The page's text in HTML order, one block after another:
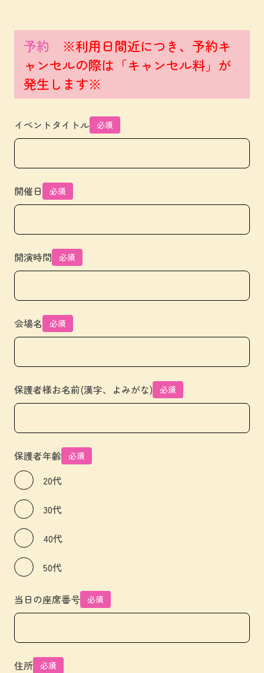
予約 ※利用日間近につき、予約キ
ャンセルの際は「キャンセル料」が
発生します※
イベントタイトル 必須
開催日 必須
開演時間 必須
会場名 必須
保護者様お名前(漢字、よみがな) 必須
保護者年齢 必須
20代
30代
40代
50代
当日の座席番号 必須
住所 必須